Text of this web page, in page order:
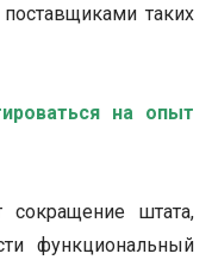
таких
на опыт
штата,
функциональный